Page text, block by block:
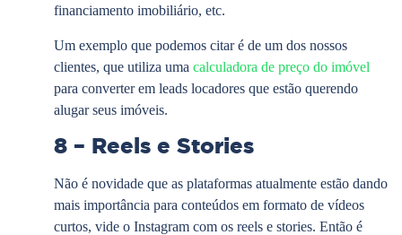
financiamento imobiliário, etc.
Um exemplo que podemos citar é de um dos nossos
clientes, que utiliza uma calculadora de preço do imóvel
para converter em leads locadores que estão querendo
alugar seus imóveis.
8 – Reels e Stories
Não é novidade que as plataformas atualmente estão dando
mais importância para conteúdos em formato de vídeos
curtos, vide o Instagram com os reels e stories. Então é